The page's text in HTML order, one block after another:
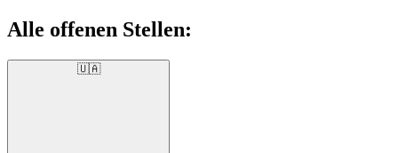
Alle offenen Stellen:
🇺🇦